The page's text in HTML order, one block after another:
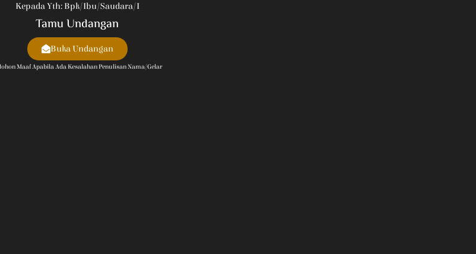
Kepada Yth: Bpk/Ibu/Saudara/i
Tamu Undangan
Buka Undangan
Maaf Apabila Ada Kesalahan Penulisan Nama/gelar